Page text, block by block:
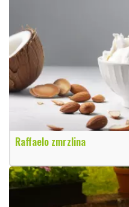
Raffaelo zmrzlina